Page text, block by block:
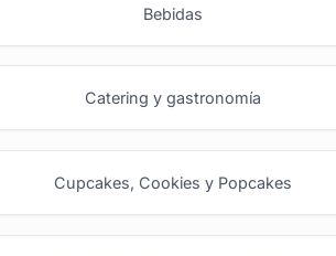
Bebidas
Catering y gastronomía
Cupcakes, Cookies y Popcakes